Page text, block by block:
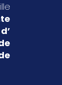
d’